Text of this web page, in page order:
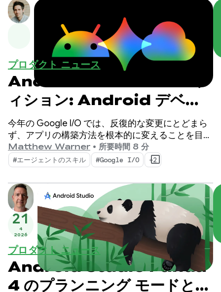
プロダクト ニュース
Android Studio I/O エデ
ィション: Android デベロ
ッパー ツールの新機能
今年の Google I/O では、反復的な変更にとどまら
ず、アプリの構築方法を根本的に変えることを目指
しています。最新のツールはエージェントの時代に
向けて構築されており、Android デベロッパーの生
産性を向上させる機能と、コードベースにデプロイ
する AI エージェントを強化する機能を備えていま
す。
Matthew Warner • 所要時間 8 分
#エージェントのスキル #Google I/O +2
21
4
2026
プロダクト ニュース
Android Studio Panda
4 のプランニング モードと次